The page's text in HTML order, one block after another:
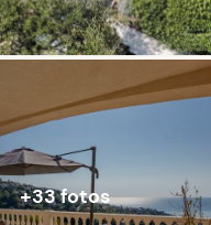
+33 fotos